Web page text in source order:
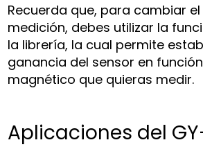
Recuerda que, para cambiar
medición, debes utilizar la
la librería, la cual permite
ganancia del sensor en
magnético que quieras medir.
Aplicaciones del